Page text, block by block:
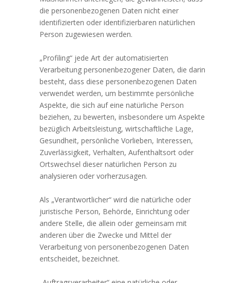
die personenbezogenen Daten nicht einer
identifizierten oder identifizierbaren natürlichen
Person zugewiesen werden.
„Profiling“ jede Art der automatisierten
Verarbeitung personenbezogener Daten, die darin
besteht, dass diese personenbezogenen Daten
verwendet werden, um bestimmte persönliche
Aspekte, die sich auf eine natürliche Person
beziehen, zu bewerten, insbesondere um Aspekte
bezüglich Arbeitsleistung, wirtschaftliche Lage,
Gesundheit, persönliche Vorlieben, Interessen,
Zuverlässigkeit, Verhalten, Aufenthaltsort oder
Ortswechsel dieser natürlichen Person zu
analysieren oder vorherzusagen.
Als „Verantwortlicher“ wird die natürliche oder
juristische Person, Behörde, Einrichtung oder
andere Stelle, die allein oder gemeinsam mit
anderen über die Zwecke und Mittel der
Verarbeitung von personenbezogenen Daten
entscheidet, bezeichnet.